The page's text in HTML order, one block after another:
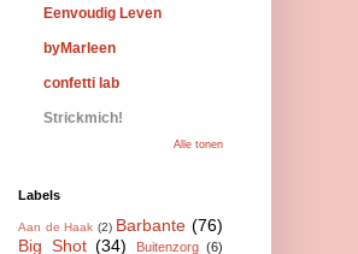
Eenvoudig Leven
byMarleen
confetti lab
Strickmich!
Alle tonen
Labels
Aan de Haak (2) Barbante (76)
Big Shot (34) Buitenzorg (6)